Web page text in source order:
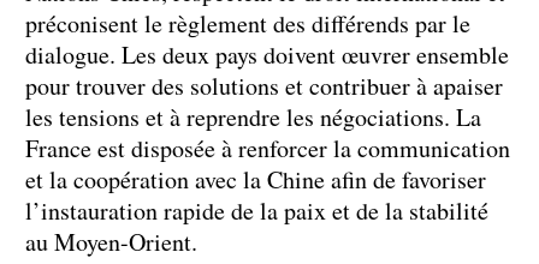
préconisent le règlement des différends par le
dialogue. Les deux pays doivent œuvrer ensemble
pour trouver des solutions et contribuer à apaiser
les tensions et à reprendre les négociations. La
France est disposée à renforcer la communication
et la coopération avec la Chine afin de favoriser
l’instauration rapide de la paix et de la stabilité
au Moyen-Orient.